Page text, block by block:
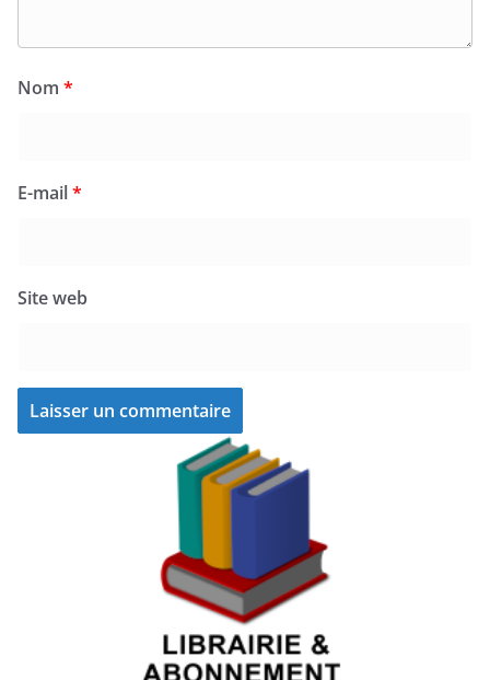
Nom *
E-mail*
Site web